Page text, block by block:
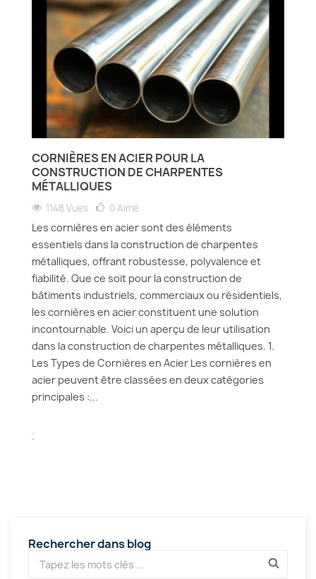
CORNIÈRES EN ACIER POUR LA
CONSTRUCTION DE CHARPENTES
MÉTALLIQUES
1148 Vues 0 Aimé
Les cornières en acier sont des éléments
essentiels dans la construction de charpentes
métalliques, offrant robustesse, polyvalence et
fiabilité. Que ce soit pour la construction de
bâtiments industriels, commerciaux ou résidentiels,
les cornières en acier constituent une solution
incontournable. Voici un aperçu de leur utilisation
dans la construction de charpentes métalliques. 1.
Les Types de Cornières en Acier Les cornières en
acier peuvent être classées en deux catégories
principales :...
.
Rechercher dans blog